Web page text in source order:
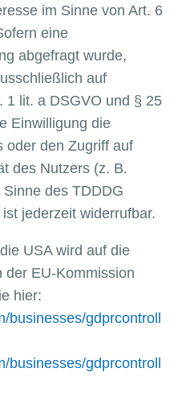
im Sinne von Art. 6
eine
abgefragt wurde,
auf
1 lit. a DSGVO und § 25
Einwilligung die
oder den Zugriff auf
des Nutzers (z. B.
des TDDDG
jederzeit widerrufbar.
USA wird auf die
der EU-Kommission
hier:
businesses/gdprcontroll
businesses/gdprcontroll